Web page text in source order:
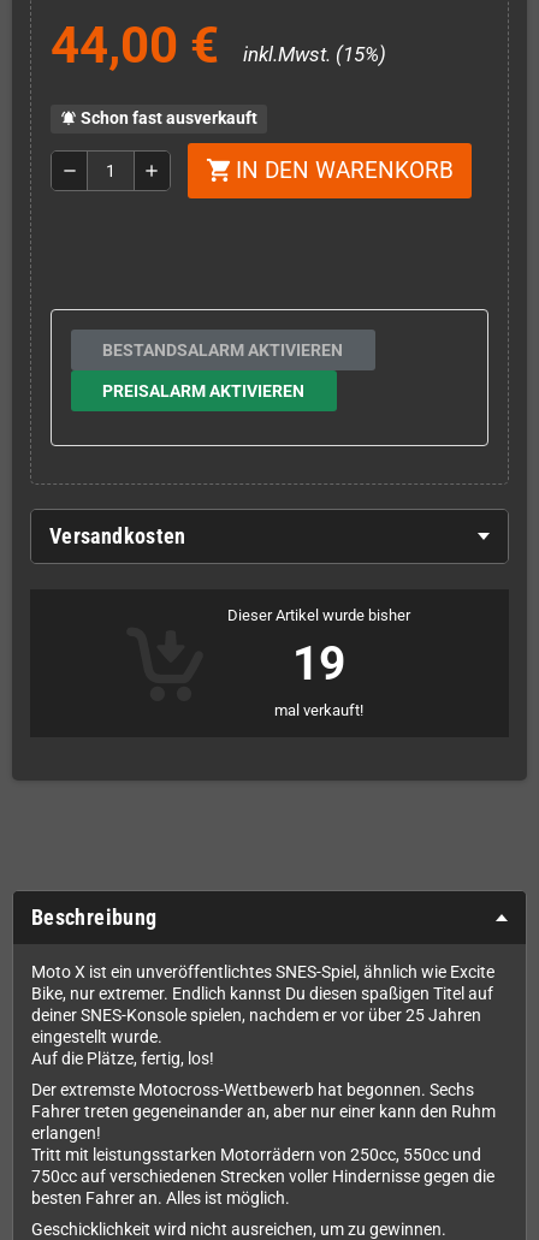
44,00 € inkl.Mwst. (15%)
notifications_active Schon fast ausverkauft
remove add shopping_cart IN DEN WARENKORB
BESTANDSALARM AKTIVIEREN
PREISALARM AKTIVIEREN
Versandkosten
Dieser Artikel wurde bisher
19
mal verkauft!
Beschreibung
Moto X ist ein unveröffentlichtes SNES-Spiel, ähnlich wie Excite
Bike, nur extremer. Endlich kannst Du diesen spaßigen Titel auf
deiner SNES-Konsole spielen, nachdem er vor über 25 Jahren
eingestellt wurde.
Auf die Plätze, fertig, los!
Der extremste Motocross-Wettbewerb hat begonnen. Sechs
Fahrer treten gegeneinander an, aber nur einer kann den Ruhm
erlangen!
Tritt mit leistungsstarken Motorrädern von 250cc, 550cc und
750cc auf verschiedenen Strecken voller Hindernisse gegen die
besten Fahrer an. Alles ist möglich.
Geschicklichkeit wird nicht ausreichen, um zu gewinnen.